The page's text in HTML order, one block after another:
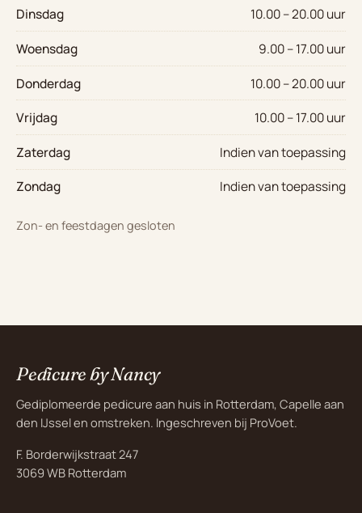
Dinsdag
10.00 – 20.00 uur
Woensdag
9.00 – 17.00 uur
Donderdag
10.00 – 20.00 uur
Vrijdag
10.00 – 17.00 uur
Zaterdag
Indien van toepassing
Zondag
Indien van toepassing
Zon- en feestdagen gesloten
Pedicure by Nancy
Gediplomeerde pedicure aan huis in Rotterdam, Capelle aan
den IJssel en omstreken. Ingeschreven bij ProVoet.
F. Borderwijkstraat 247
3069 WB Rotterdam